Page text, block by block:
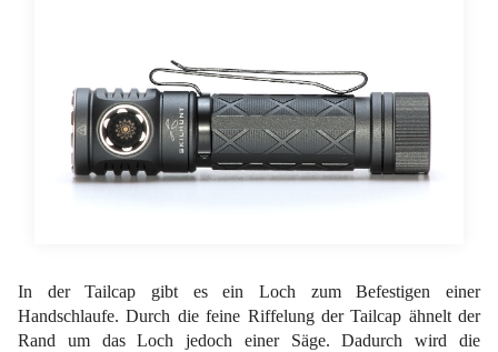
In der Tailcap gibt es ein Loch zum Befestigen einer
Handschlaufe. Durch die feine Riffelung der Tailcap ähnelt der
Rand um das Loch jedoch einer Säge. Dadurch wird die